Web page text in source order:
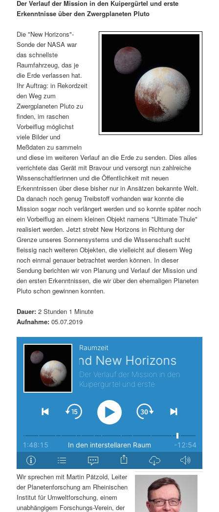
r
e
n
I
n
h
a
l
t
s
p
r
i
n
g
d
ä
r
e
n
I
n
h
a
l
t
s
p
r
i
n
a
i
g
a
t
i
o
n
Der Verlauf der Mission in den Kuipergürtel und erste
Erkenntnisse über den Zwergplaneten Pluto
Die "New Horizons"-
Sonde der NASA war
das schnellste
Raumfahrzeug, das je
die Erde verlassen hat.
Ihr Auftrag: in Rekordzeit
den Weg zum
Zwergplaneten Pluto zu
finden, im raschen
Vorbeiflug möglichst
viele Bilder und
Meßdaten zu sammeln
und diese im weiteren Verlauf an die Erde zu senden. Dies alles
verrichtete das Gerät mit Bravour und versorgt nun zahlreiche
Wissenschaftlerinnen und die Öffentlichkeit mit neuen
Erkenntnissen über diese bisher nur in Ansätzen bekannte Welt.
Da danach noch genug Treibstoff vorhanden war konnte die
Mission sogar noch verlängert werden und so konnte später noch
ein Vorbeiflug an einem kleinen Objekt namens "Ultimate Thule"
realisiert werden. Jetzt strebt New Horizons in Richtung der
Grenze unseres Sonnensystems und die Wissenschaft sucht
fleissig nach weiteren Objekten, die vielleicht auf diesem Weg
noch einmal genauer betrachtet werden können. In dieser
Sendung berichten wir von Planung und Verlauf der Mission und
den ersten Erkenntnissen, die wir über den ehemaligen Planeten
Pluto schon gewinnen konnten.
Dauer: 2 Stunden 1 Minute
Aufnahme: 05.07.2019
Wir sprechen mit Martin Pätzold, Leiter
der Planetenforschung am Rheinischen
Institut für Umweltforschung, einem
unabhängigem Forschungs-Verein, der